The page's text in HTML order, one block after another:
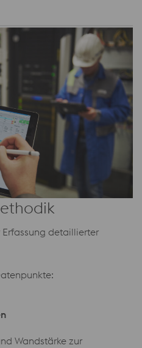
detaillierter
Wandstärke zur